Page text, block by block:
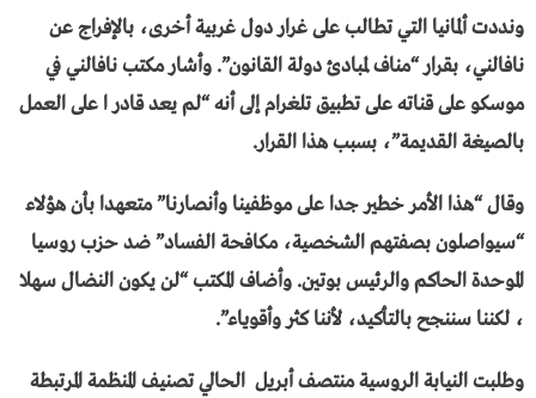
ونددت ألمانيا التي تطالب على غرار دول غربية أخرى، بالإفراج عن
نافالني، بقرار “مناف لمبادئ دولة القانون”. وأشار مكتب نافالني في
موسكو على قناته على تطبيق تلغرام إلى أنه “لم يعد قادر ا على العمل
بالصيغة القديمة”، بسبب هذا القرار.
وقال “هذا الأمر خطير جدا على موظفينا وأنصارنا” متعهدا بأن هؤلاء
“سيواصلون بصفتهم الشخصية، مكافحة الفساد” ضد حزب روسيا
الموحدة الحاكم والرئيس بوتين. وأضاف المكتب “لن يكون النضال سهلا
، لكننا سننجح بالتأكيد، لأننا كثر وأقوياء”.
وطلبت النيابة الروسية منتصف أبريل الحالي تصنيف المنظمة المرتبطة